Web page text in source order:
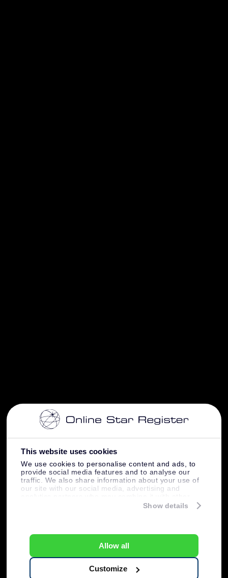
This website uses cookies
We use cookies to personalise content and ads, to
provide social media features and to analyse our
traffic. We also share information about your use of
our site with our social media, advertising and
information that you’ve provided to them or that
Show details
Allow all
Customize